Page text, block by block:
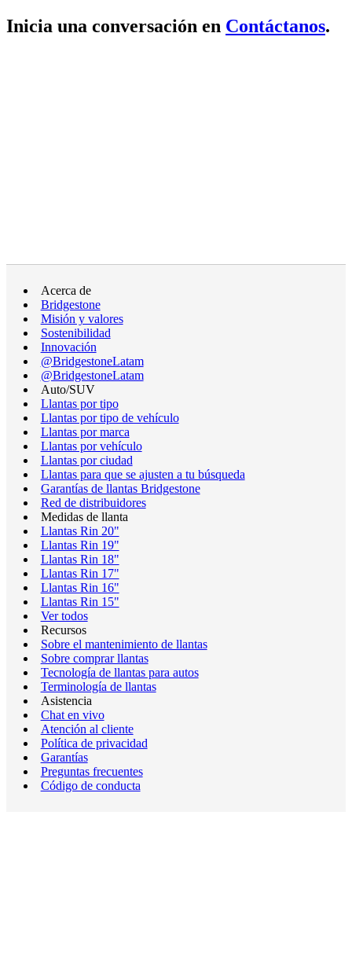
Inicia una conversación en Contáctanos.
Acerca de
Bridgestone
Misión y valores
Sostenibilidad
Innovación
@BridgestoneLatam
@BridgestoneLatam
Auto/SUV
Llantas por tipo
Llantas por tipo de vehículo
Llantas por marca
Llantas por vehículo
Llantas por ciudad
Llantas para que se ajusten a tu búsqueda
Garantías de llantas Bridgestone
Red de distribuidores
Medidas de llanta
Llantas Rin 20"
Llantas Rin 19"
Llantas Rin 18"
Llantas Rin 17"
Llantas Rin 16"
Llantas Rin 15"
Ver todos
Recursos
Sobre el mantenimiento de llantas
Sobre comprar llantas
Tecnología de llantas para autos
Terminología de llantas
Asistencia
Chat en vivo
Atención al cliente
Política de privacidad
Garantías
Preguntas frecuentes
Código de conducta